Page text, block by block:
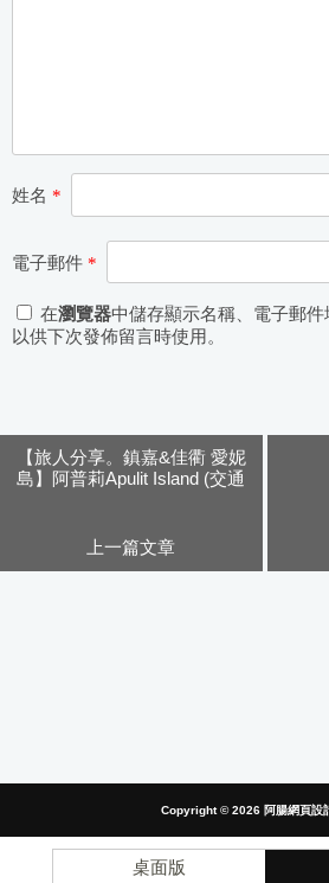
姓名 *
電子郵件 *
在瀏覽器中儲存顯示名稱、電子郵件
以供下次發佈留言時使用。
【旅人分享。鎮嘉&佳衢 愛妮
島】阿普莉Apulit Island (交通
上一篇文章
Copyright © 2026 阿腸網頁設
桌面版